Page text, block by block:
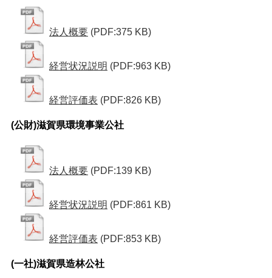
法人概要 (PDF:375 KB)
経営状況説明 (PDF:963 KB)
経営評価表 (PDF:826 KB)
(公財)滋賀県環境事業公社
法人概要 (PDF:139 KB)
経営状況説明 (PDF:861 KB)
経営評価表 (PDF:853 KB)
(一社)滋賀県造林公社